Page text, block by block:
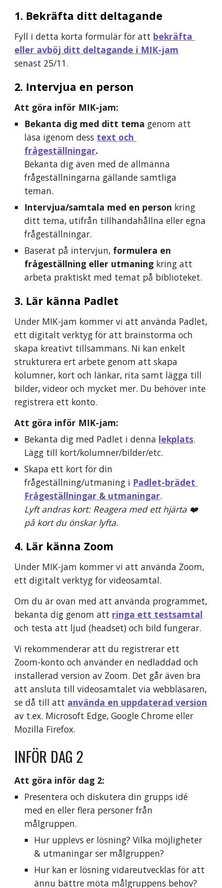
1. Bekräfta ditt deltagande
Fyll i detta korta formulär för att bekräfta
eller avböj ditt deltagande i MIK-jam
senast 25/11.
2. Intervjua en person
Att göra inför MIK-jam:
Bekanta dig med ditt tema genom att
läsa igenom dess text och
frågeställningar.
Bekanta dig även med de allmänna
frågeställningarna gällande samtliga
teman.
Intervjua/samtala med en person kring
ditt tema, utifrån tillhandahållna eller egna
frågeställningar.
Baserat på intervjun, formulera en
frågeställning eller utmaning kring att
arbeta praktiskt med temat på biblioteket.
3. Lär känna Padlet
Under MIK-jam kommer vi att använda Padlet,
ett digitalt verktyg för att brainstorma och
skapa kreativt tillsammans. Ni kan enkelt
strukturera ert arbete genom att skapa
kolumner, kort och länkar, rita samt lägga till
bilder, videor och mycket mer. Du behöver inte
registrera ett konto.
Att göra inför MIK-jam:
Bekanta dig med Padlet i denna lekplats.
Lägg till kort/kolumner/bilder/etc.
Skapa ett kort för din
frågeställning/utmaning i Padlet-brädet
Frågeställningar & utmaningar.
Lyft andras kort: Reagera med ett hjärta ❤️
på kort du önskar lyfta.
4. Lär känna Zoom
Under MIK-jam kommer vi att använda Zoom,
ett digitalt verktyg för videosamtal.
Om du är ovan med att använda programmet,
bekanta dig genom att ringa ett testsamtal
och testa att ljud (headset) och bild fungerar.
Zoom-konto och använder en nedladdad och
installerad version av Zoom. Det går även bra
att ansluta till videosamtalet via webbläsaren,
se då till att använda en uppdaterad version
av t.ex. Microsoft Edge, Google Chrome eller
Mozilla Firefox.
INFÖR DAG 2
Att göra inför dag 2:
Presentera och diskutera din grupps
med en eller flera personer från
målgruppen.
Hur upplevs er lösning? Vilka möjligheter
& utmaningar ser målgruppen?
Hur kan er lösning vidareutvecklas för att
ännu bättre möta målgruppens behov?